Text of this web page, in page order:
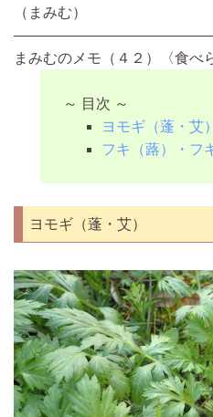
（まみむ）
まみむのメモ（４２）〈食べ
～ 目次 ～
ヨモギ（蓬・艾）
フキ（蕗）・フ
ヨモギ（蓬・艾）